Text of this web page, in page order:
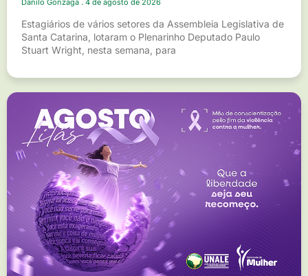
Danilo Gonzaga 4 de agosto de 2026
Estagiários de vários setores da Assembleia Legislativa de
Santa Catarina, lotaram o Plenarinho Deputado Paulo
Stuart Wright, nesta semana, para